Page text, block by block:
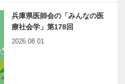
兵庫県医師会の「みんなの医
療社会学」第178回
2026.08.01